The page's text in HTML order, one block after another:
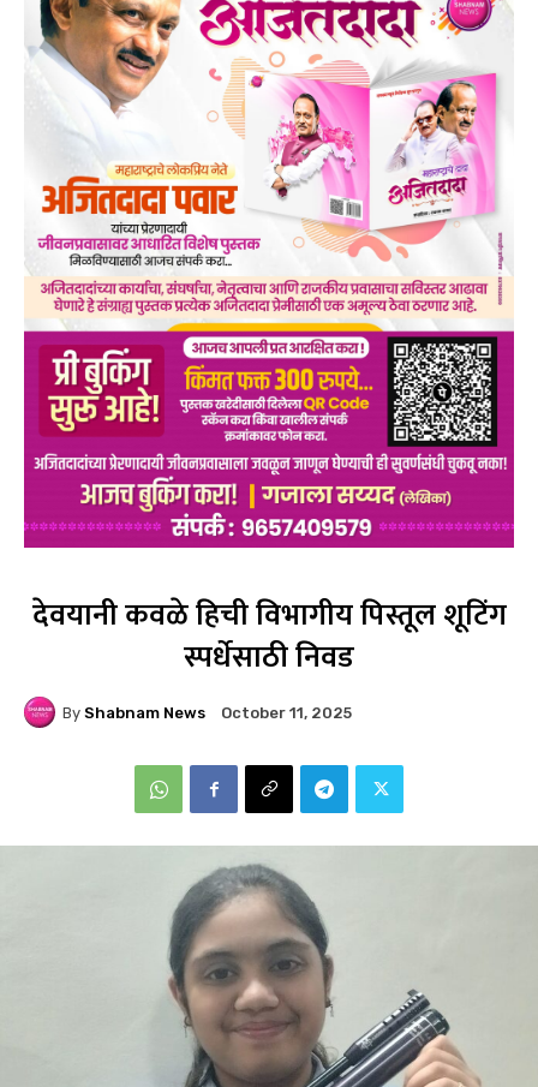
देवयानी कवळे हिची विभागीय पिस्तूल शूटिंग
स्पर्धेसाठी निवड
By Shabnam News October 11, 2025